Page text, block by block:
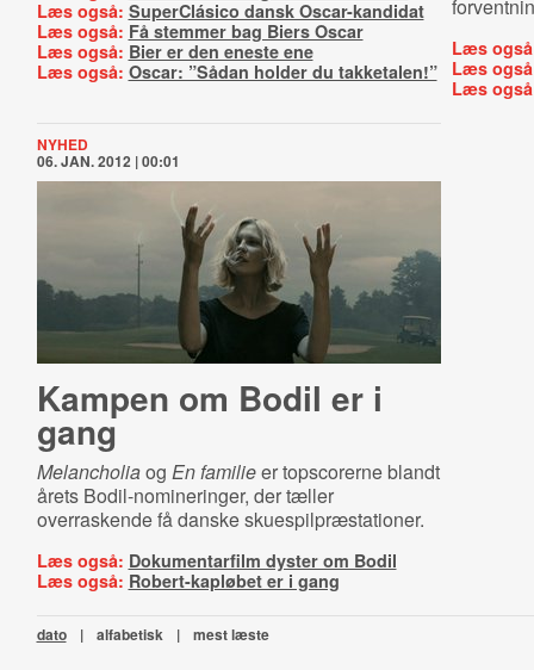
Læs også: SuperClásico dansk Oscar-kandidat
Læs også: Få stemmer bag Biers Oscar
Læs også: Bier er den eneste ene
Læs også: Oscar: ”Sådan holder du takketalen!”
Læs
Læs
Læs
NYHED
06. JAN. 2012 | 00:01
Kampen om Bodil er i
gang
Melancholiaog En familieer topscorerne blandt
årets Bodil-nomineringer, der tæller
overraskende få danske skuespilpræstationer.
Læs også: Dokumentarfilm dyster om Bodil
Læs også: Robert-kapløbet er i gang
dato | alfabetisk | mest læste